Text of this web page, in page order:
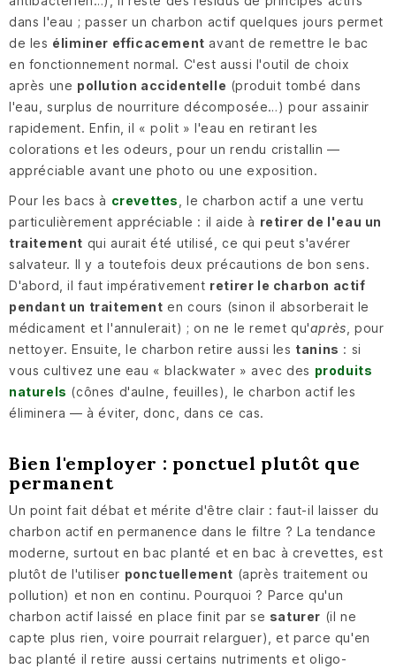
dans l'eau ; passer un charbon actif quelques jours permet
de les éliminer efficacement avant de remettre le bac
en fonctionnement normal. C'est aussi l'outil de choix
après une pollution accidentelle (produit tombé dans
l'eau, surplus de nourriture décomposée…) pour assainir
rapidement. Enfin, il « polit » l'eau en retirant les
colorations et les odeurs, pour un rendu cristallin —
appréciable avant une photo ou une exposition.
Pour les bacs à crevettes
, le charbon actif a une vertu
particulièrement appréciable : il aide à retirer de l'eau un
traitement qui aurait été utilisé, ce qui peut s'avérer
salvateur. Il y a toutefois deux précautions de bon sens.
D'abord, il faut impérativement retirer le charbon actif
pendant un traitement en cours (sinon il absorberait le
médicament et l'annulerait) ; on ne le remet qu'après , pour
nettoyer. Ensuite, le charbon retire aussi les tanins : si
vous cultivez une eau « blackwater » avec des produits
naturels (cônes d'aulne, feuilles), le charbon actif les
éliminera — à éviter, donc, dans ce cas.
Bien l'employer : ponctuel plutôt que
permanent
Un point fait débat et mérite d'être clair : faut-il laisser du
charbon actif en permanence dans le filtre ? La tendance
moderne, surtout en bac planté et en bac à crevettes, est
plutôt de l'utiliser ponctuellement (après traitement ou
pollution) et non en continu. Pourquoi ? Parce qu'un
charbon actif laissé en place finit par se saturer (il ne
capte plus rien, voire pourrait relarguer), et parce qu'en
bac planté il retire aussi certains nutriments et oligo-